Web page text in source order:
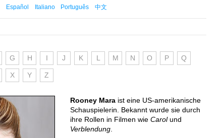
Español Italiano Português 中文
G H I J K L M N O P Q
X Y Z
Rooney Mara ist eine US-amerikanische
Schauspielerin. Bekannt wurde sie durch
ihre Rollen in Filmen wie Carolund
Verblendung